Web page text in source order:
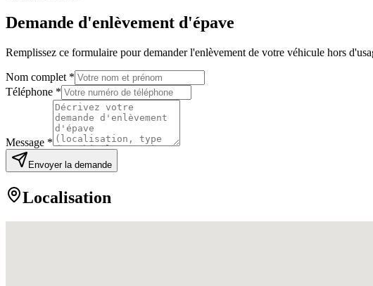
Demande d'enlèvement d'épave
Remplissez ce formulaire pour demander l'enlèvement de votre véhicule hors
Nom complet *
Téléphone *
Message *
Envoyer la demande
Localisation